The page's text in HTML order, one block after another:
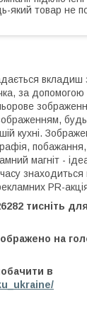
який товар не
за
кухні.
магніт -
знаходиться
PR-
тисніть
на
в